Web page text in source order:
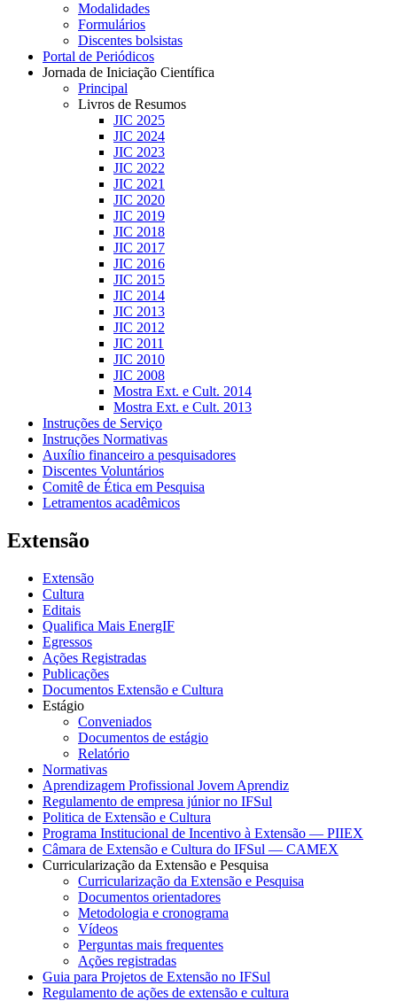
Modalidades
Formulários
Discentes bolsistas
Portal de Periódicos
Jornada de Iniciação Científica
Principal
Livros de Resumos
JIC 2025
JIC 2024
JIC 2023
JIC 2022
JIC 2021
JIC 2020
JIC 2019
JIC 2018
JIC 2017
JIC 2016
JIC 2015
JIC 2014
JIC 2013
JIC 2012
JIC 2011
JIC 2010
JIC 2008
Mostra Ext. e Cult. 2014
Mostra Ext. e Cult. 2013
Instruções de Serviço
Instruções Normativas
Auxílio financeiro a pesquisadores
Discentes Voluntários
Comitê de Ética em Pesquisa
Letramentos acadêmicos
Extensão
Extensão
Cultura
Editais
Qualifica Mais EnergIF
Egressos
Ações Registradas
Publicações
Documentos Extensão e Cultura
Estágio
Conveniados
Documentos de estágio
Relatório
Normativas
Aprendizagem Profissional Jovem Aprendiz
Regulamento de empresa júnior no IFSul
Politica de Extensão e Cultura
Programa Institucional de Incentivo à Extensão — PIIEX
Câmara de Extensão e Cultura do IFSul — CAMEX
Curricularização da Extensão e Pesquisa
Curricularização da Extensão e Pesquisa
Documentos orientadores
Metodologia e cronograma
Vídeos
Perguntas mais frequentes
Ações registradas
Guia para Projetos de Extensão no IFSul
Regulamento de ações de extensão e cultura